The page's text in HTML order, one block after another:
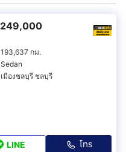
249,000
193,637 กม.
Sedan
เมืองชลบุรี ชลบุรี
LINE โทร